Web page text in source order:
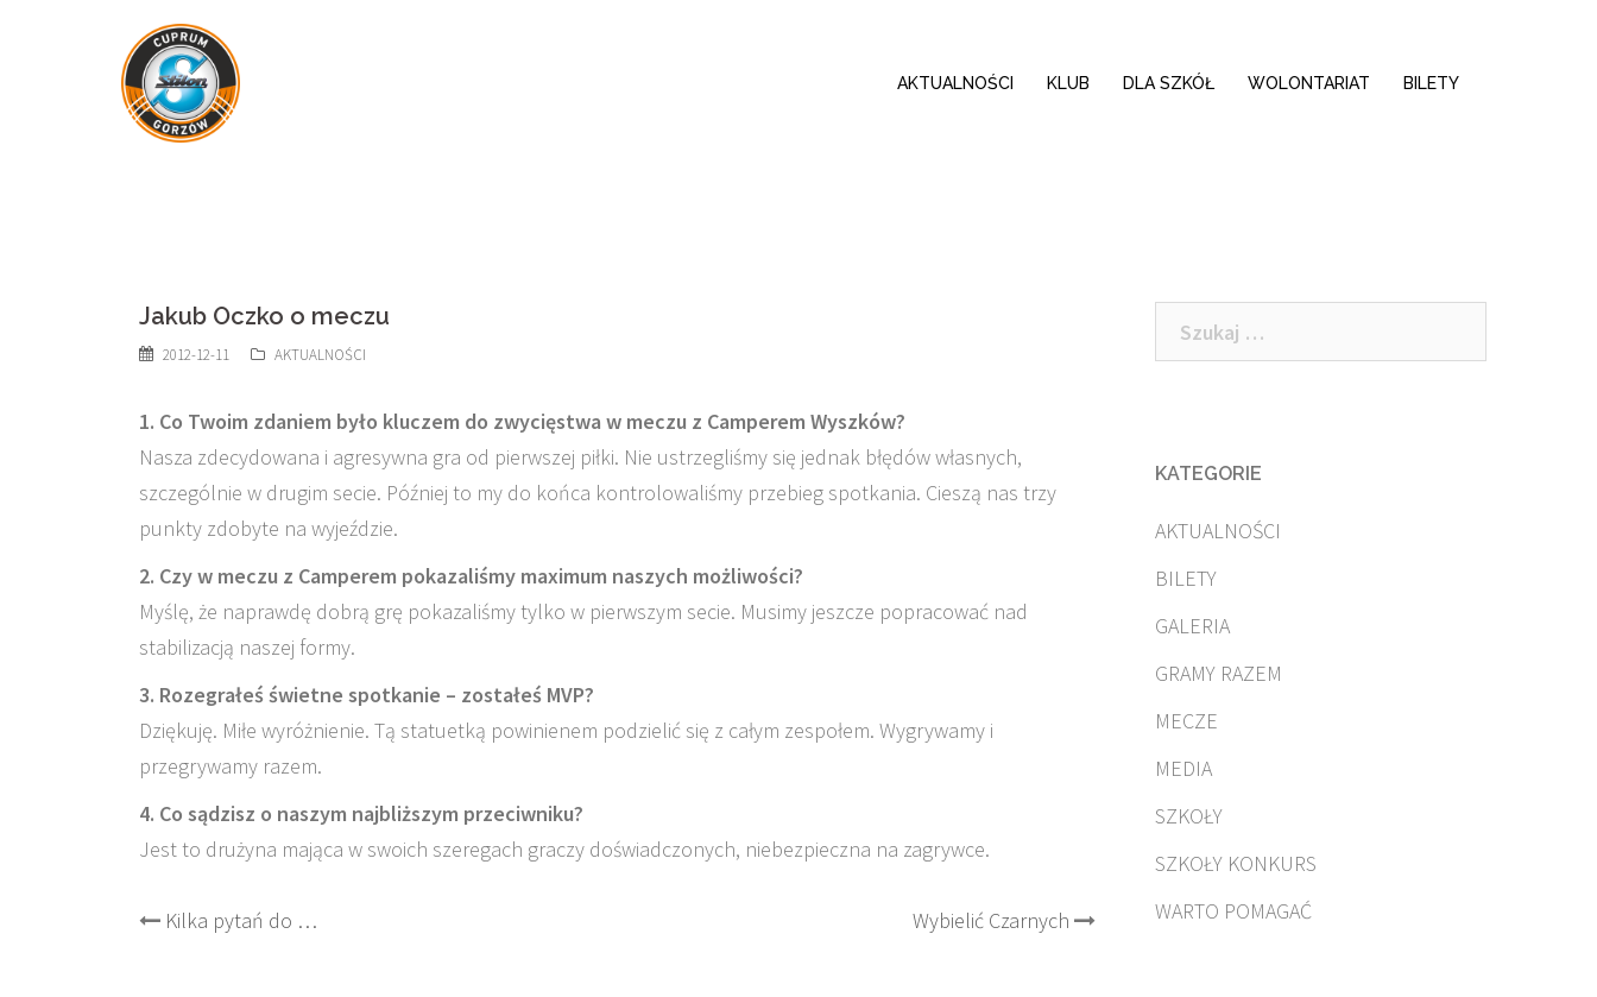
AKTUALNOŚCI KLUB DLA SZKÓŁ WOLONTARIAT BILETY
Jakub Oczko o meczu
2012-12-11 AKTUALNOŚCI
1. Co Twoim zdaniem było kluczem do zwycięstwa w meczu z Camperem Wyszków?
Nasza zdecydowana i agresywna gra od pierwszej piłki. Nie ustrzegliśmy się jednak błędów własnych,
szczególnie w drugim secie. Później to my do końca kontrolowaliśmy przebieg spotkania. Cieszą nas trzy
punkty zdobyte na wyjeździe.
2. Czy w meczu z Camperem pokazaliśmy maximum naszych możliwości?
Myślę, że naprawdę dobrą grę pokazaliśmy tylko w pierwszym secie. Musimy jeszcze popracować nad
stabilizacją naszej formy.
3. Rozegrałeś świetne spotkanie – zostałeś MVP?
Dziękuję. Miłe wyróżnienie. Tą statuetką powinienem podzielić się z całym zespołem. Wygrywamy i
przegrywamy razem.
4. Co sądzisz o naszym najbliższym przeciwniku?
Jest to drużyna mająca w swoich szeregach graczy doświadczonych, niebezpieczna na zagrywce.
Post
Kilka pytań do … Wybielić Czarnych
Szukaj:
KATEGORIE
AKTUALNOŚCI
BILETY
GALERIA
GRAMY RAZEM
MECZE
MEDIA
SZKOŁY
SZKOŁY KONKURS
WARTO POMAGAĆ